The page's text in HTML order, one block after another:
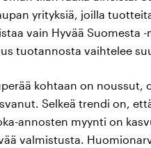
yrityksiä, joilla
vain Hyvää Suomesta -
tuotannosta vaihtelee
kohtaan on noussut,
Selkeä trendi on,
annosten myynti on
valmistusta.